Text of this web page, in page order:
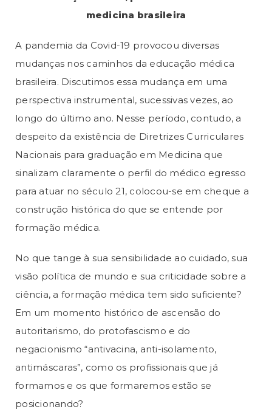
medicina brasileira
A pandemia da Covid-19 provocou diversas
mudanças nos caminhos da educação médica
brasileira. Discutimos essa mudança em uma
perspectiva instrumental, sucessivas vezes, ao
longo do último ano. Nesse período, contudo, a
despeito da existência de Diretrizes Curriculares
Nacionais para graduação em Medicina que
sinalizam claramente o perfil do médico egresso
para atuar no século 21, colocou-se em cheque a
construção histórica do que se entende por
formação médica.
No que tange à sua sensibilidade ao cuidado, sua
visão política de mundo e sua criticidade sobre a
ciência, a formação médica tem sido suficiente?
Em um momento histórico de ascensão do
autoritarismo, do protofascismo e do
negacionismo “antivacina, anti-isolamento,
antimáscaras”, como os profissionais que já
formamos e os que formaremos estão se
posicionando?